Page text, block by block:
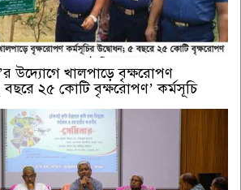
উদ্যোগে খালপাড়ে বৃক্ষরোপণ
বছরে ২৫ কোটি বৃক্ষরোপণ’ কর্মসূচি